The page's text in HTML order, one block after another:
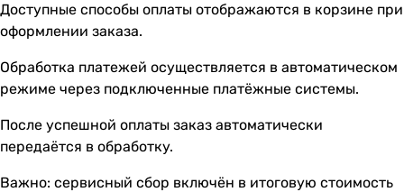
Доступные способы оплаты отображаются в корзине при
оформлении заказа.
Обработка платежей осуществляется в автоматическом
режиме через подключенные платёжные системы.
После успешной оплаты заказ автоматически
передаётся в обработку.
Важно: сервисный сбор включён в итоговую стоимость